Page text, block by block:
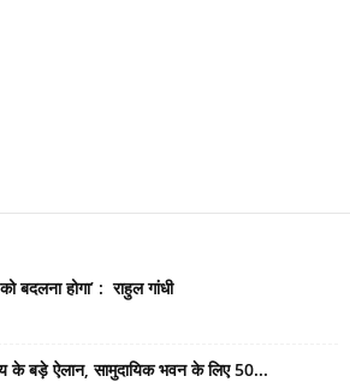
बदलना होगा’ : राहुल गांधी
के बड़े ऐलान, सामुदायिक भवन के लिए 50...